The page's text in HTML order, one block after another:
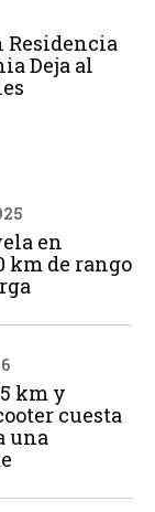
Residencia
Deja al
en
km de rango
km y
cuesta
una